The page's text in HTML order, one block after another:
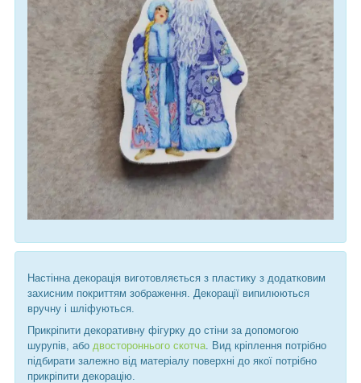
Настінна декорація виготовляється з пластику з додатковим
захисним покриттям зображення. Декорації випилюються
вручну і шліфуються.
Прикріпити декоративну фігурку до стіни за допомогою
шурупів, або двостороннього скотча . Вид кріплення потрібно
підбирати залежно від матеріалу поверхні до якої потрібно
прикріпити декорацію.